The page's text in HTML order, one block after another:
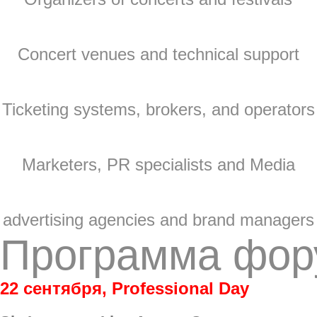
Concert venues and technical support
Ticketing systems, brokers, and operators
Marketers, PR specialists and Media
advertising agencies and brand managers
Программа
22 сентября, Professional Day